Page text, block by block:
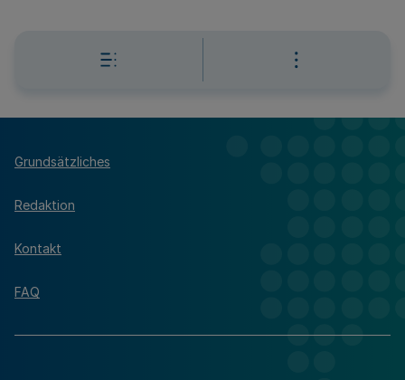
Grundsätzliches
Redaktion
Kontakt
FAQ